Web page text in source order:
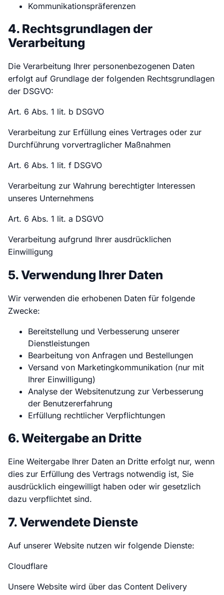
Kommunikationspräferenzen
4. Rechtsgrundlagen der
Verarbeitung
Die Verarbeitung Ihrer personenbezogenen Daten
erfolgt auf Grundlage der folgenden Rechtsgrundlagen
der DSGVO:
Art. 6 Abs. 1 lit. b DSGVO
Verarbeitung zur Erfüllung eines Vertrages oder zur
Durchführung vorvertraglicher Maßnahmen
Art. 6 Abs. 1 lit. f DSGVO
Verarbeitung zur Wahrung berechtigter Interessen
unseres Unternehmens
Art. 6 Abs. 1 lit. a DSGVO
Verarbeitung aufgrund Ihrer ausdrücklichen
Einwilligung
5. Verwendung Ihrer Daten
Wir verwenden die erhobenen Daten für folgende
Zwecke:
Bereitstellung und Verbesserung unserer
Dienstleistungen
Bearbeitung von Anfragen und Bestellungen
Versand von Marketingkommunikation (nur mit
Ihrer Einwilligung)
Analyse der Websitenutzung zur Verbesserung
der Benutzererfahrung
Erfüllung rechtlicher Verpflichtungen
6. Weitergabe an Dritte
Eine Weitergabe Ihrer Daten an Dritte erfolgt nur, wenn
dies zur Erfüllung des Vertrags notwendig ist, Sie
ausdrücklich eingewilligt haben oder wir gesetzlich
dazu verpflichtet sind.
7. Verwendete Dienste
Auf unserer Website nutzen wir folgende Dienste:
Cloudflare
Unsere Website wird über das Content Delivery